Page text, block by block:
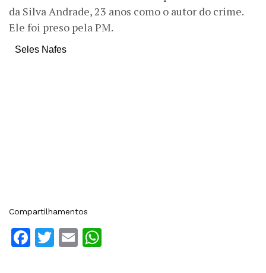
da Silva Andrade, 23 anos como o autor do crime.
Ele foi preso pela PM.
Seles Nafes
Compartilhamentos
Facebook
Twitter
Email